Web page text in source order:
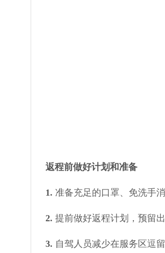
返程前做好计划和准备
1. 准备充足的口罩、免洗手
2. 提前做好返程计划，预留
3. 自驾人员减少在服务区逗